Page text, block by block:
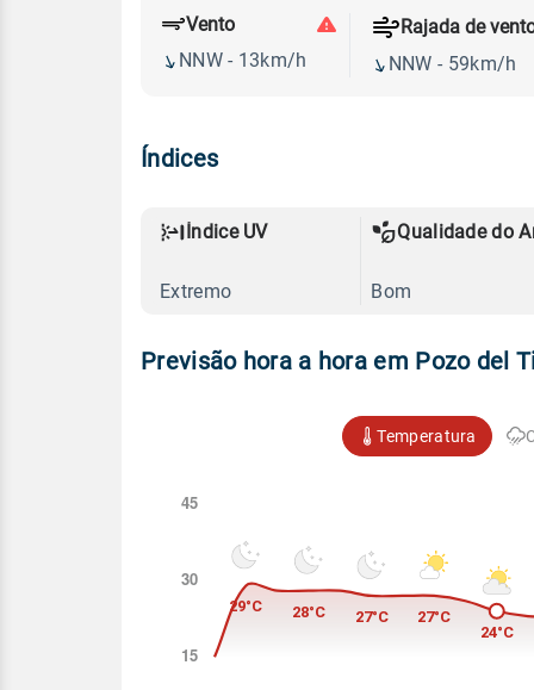
Vento
NNW - 13km/h
Rajada de
NNW - 59km/h
Índices
Índice UV
Extremo
Qualidade do
Bom
Previsão hora a hora em Pozo del
Temperatura